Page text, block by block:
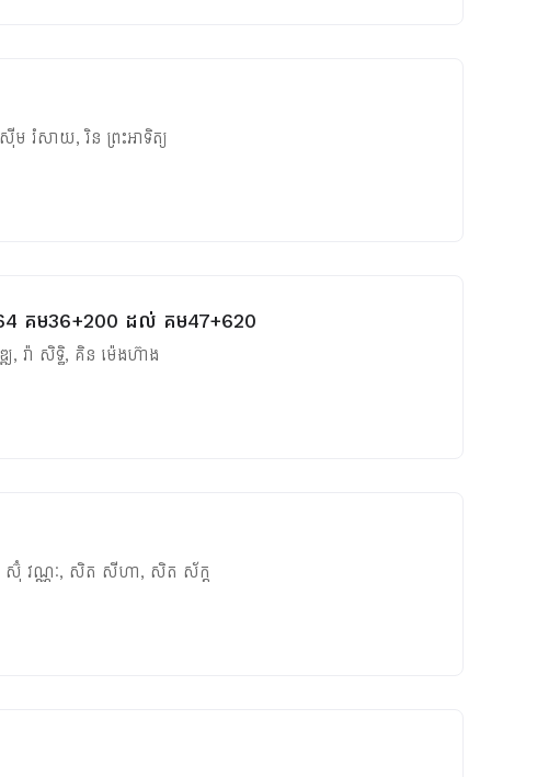
ស៊ីម រំសាយ,រិន ព្រះអាទិត្យ
គម36+200 ដល់ គម47+620
ឍ,រ៉ា សិទ្ធិ, គិន ម៉េងហ៊ាង
ស៊ុំ វណ្ណៈ, សិត សីហា, សិត ស័ក្ត